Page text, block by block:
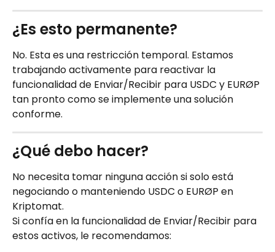
¿Es esto permanente?
No. Esta es una restricción temporal. Estamos
trabajando activamente para reactivar la
funcionalidad de Enviar/Recibir para USDC y EURØP
tan pronto como se implemente una solución
conforme.
¿Qué debo hacer?
No necesita tomar ninguna acción si solo está
negociando o manteniendo USDC o EURØP en
Kriptomat.
Si confía en la funcionalidad de Enviar/Recibir para
estos activos, le recomendamos: